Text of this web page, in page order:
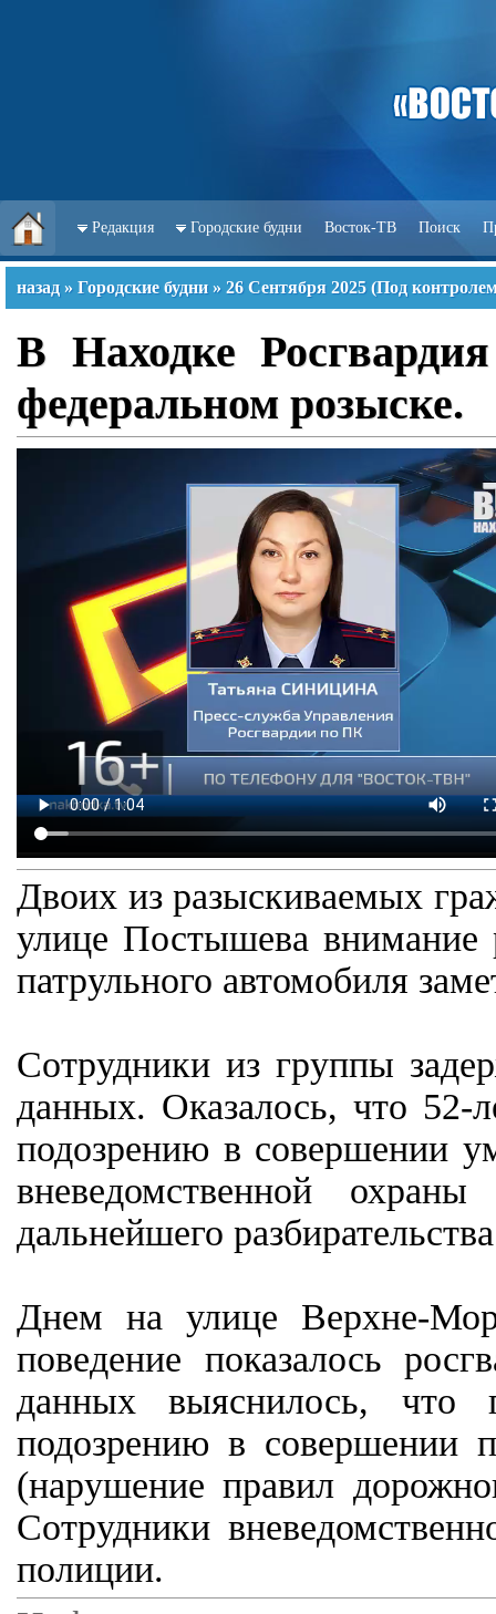
Редакция Городские будни Восток-ТВ Поиск
назад » Городские будни » 26 Сентября 2025 (Под
В Находке
федеральном розыске.
Двоих из разыскиваемых
улице Постышева внимание
патрульного автомобиля
Сотрудники из группы
данных. Оказалось, что 52-
подозрению в совершении
вневедомственной
дальнейшего
Днем на улице Верхне-
поведение показалось
данных выяснилось, что
подозрению в совершении
(нарушение правил
Сотрудники
полиции.